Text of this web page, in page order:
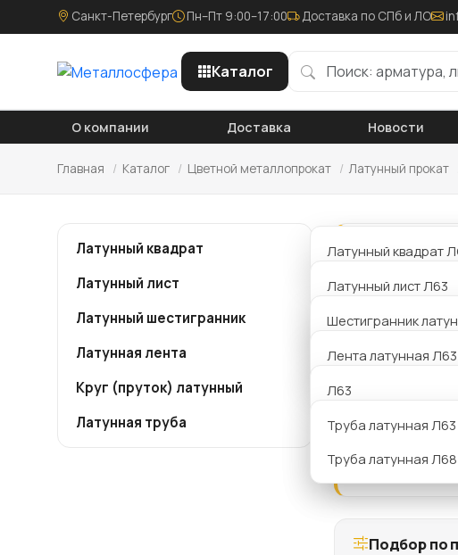
Санкт-Петербург Пн–Пт 9:00–17:00 Доставка по СПб и ЛО
Каталог
О компании Доставка Новости
Главная / Каталог / Цветной металлопрокат / Латунный прокат
Латунный квадрат Латунный квадрат
Латунный лист
Латунный лист Л63
Латунный лист
Латунный шестигранник
Шестигранник
Латунная лента Лента латунная Л63
Круг (пруток) латунный
Л63
Л90
ЛС59-1
Латунная труба
Труба латунная Л63
Труба латунная Л68
Компания
склада в
Благодаря
доставку в
Подбор по